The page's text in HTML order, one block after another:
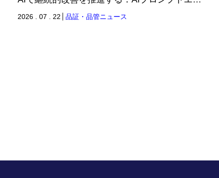
2026 . 07 . 22 品証・品管ニュース